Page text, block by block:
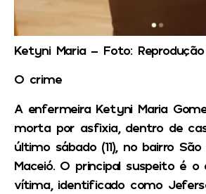
Ketyni Maria – Foto: Reprodução
O crime
A enfermeira Ketyni Maria
morta por asfixia, dentro de
último sábado (11), no bairro
Maceió. O principal suspeito é
vítima, identificado como